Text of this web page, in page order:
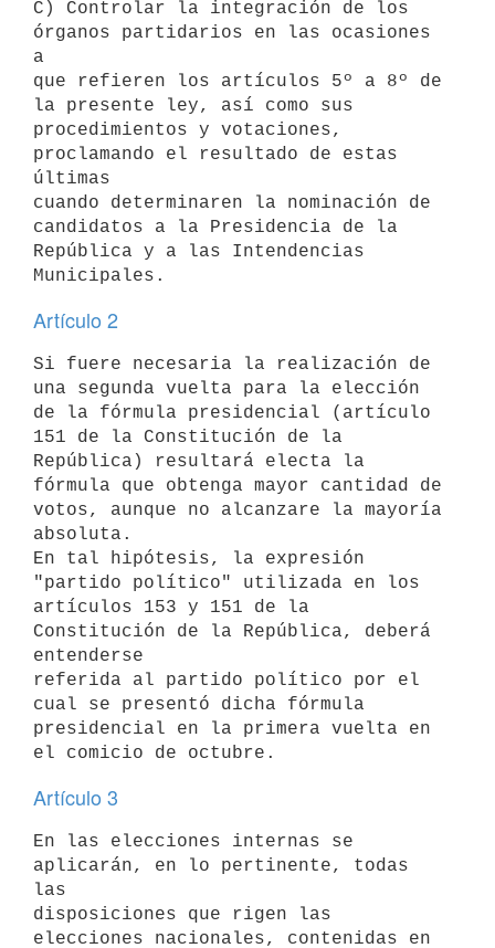
C) Controlar la integración de los
órganos partidarios en las ocasiones
a
que refieren los artículos 5º a 8º de
la presente ley, así como sus
procedimientos y votaciones,
proclamando el resultado de estas
últimas
cuando determinaren la nominación de
candidatos a la Presidencia de la
República y a las Intendencias
Artículo 2
Si fuere necesaria la realización de
una segunda vuelta para la elección
de la fórmula presidencial (artículo
151 de la Constitución de la
República) resultará electa la
fórmula que obtenga mayor cantidad de
votos, aunque no alcanzare la mayoría
absoluta.
En tal hipótesis, la expresión
"partido político" utilizada en los
artículos 153 y 151 de la
Constitución de la República, deberá
entenderse
referida al partido político por el
cual se presentó dicha fórmula
presidencial en la primera vuelta en
Artículo 3
En las elecciones internas se
aplicarán, en lo pertinente, todas
las
disposiciones que rigen las
elecciones nacionales, contenidas en